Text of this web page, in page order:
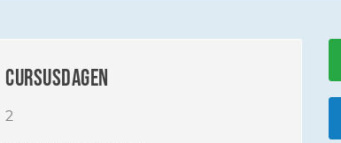
cursusdagen
2